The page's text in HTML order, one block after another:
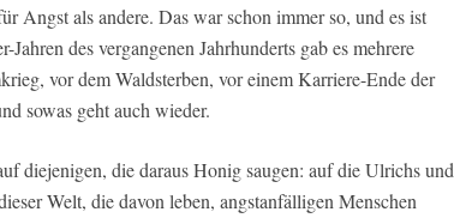
Angst als andere. Das war schon immer so, und es ist
des vergangenen Jahrhunderts gab es mehrere
vor dem Waldsterben, vor einem Karriere-Ende der
sowas geht auch wieder.
diejenigen, die daraus Honig saugen: auf die Ulrichs und
Welt, die davon leben, angstanfälligen Menschen